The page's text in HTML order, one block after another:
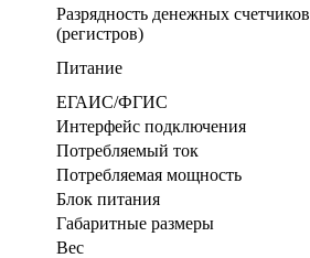
Разрядность денежных счетчиков
(регистров)
Питание
ЕГАИС/ФГИС
Интерфейс подключения
Потребляемый ток
Потребляемая мощность
Блок питания
Габаритные размеры
Вес